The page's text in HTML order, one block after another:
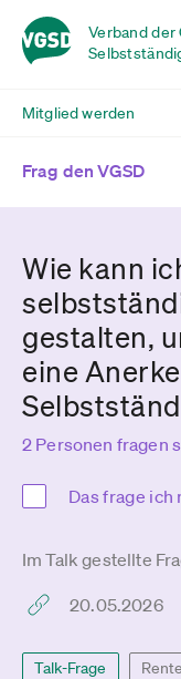
Verband der
Mitglied werden
Frag den VGSD
Wie kann
gestalten,
eine
2 Personen fragen
Das frage ich
Im Talk gestellte
20.05.2026
Talk-Frage